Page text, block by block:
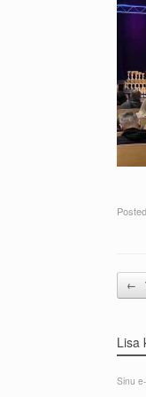
←
Lisa
Sinu